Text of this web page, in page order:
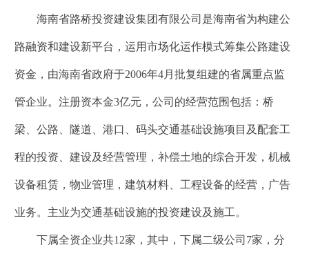
海南省路桥投资建设集团有限公司是海南省为构建公
路融资和建设新平台，运用市场化运作模式筹集公路建设
资金，由海南省政府于2006年4月批复组建的省属重点监
管企业。注册资本金3亿元，公司的经营范围包括：桥
梁、公路、隧道、港口、码头交通基础设施项目及配套工
程的投资、建设及经营管理，补偿土地的综合开发，机械
设备租赁，物业管理，建筑材料、工程设备的经营，广告
业务。主业为交通基础设施的投资建设及施工。
下属全资企业共12家，其中，下属二级公司7家，分